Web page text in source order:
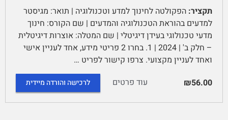
תקציר: הפקולטה לחינוך למדע וטכנולוגיה | תואר: מגיסטר
למדעים בהוראת הטכנולוגיה והמדעים | שם הקורס: חינוך
מדעי טכנולוגי בעידן דיגיטלי | שם המטלה: אוצרות דיגיטלית
– חלק ב' | 2024 | 1. בחרו 2 פריטי מידע, אחד לעניין אישי
ואחד לעניין מקצועי. צרפו קישור לפריט …
₪56.00
עוד פרטים לרכישה והורדה מיידית